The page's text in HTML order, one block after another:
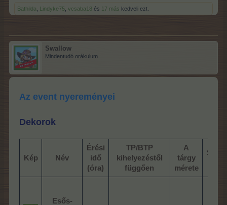
Bathilda, Lindyke75, vcsaba18 és 17 más kedveli ezt.
Swallow
Mindentudó orákulum
Az event nyereményei
Dekorok
Kép Név
Érési
idő
(óra)
TP/BTP
kihelyezéstől
függően
A
tárgy
mérete
Esős-